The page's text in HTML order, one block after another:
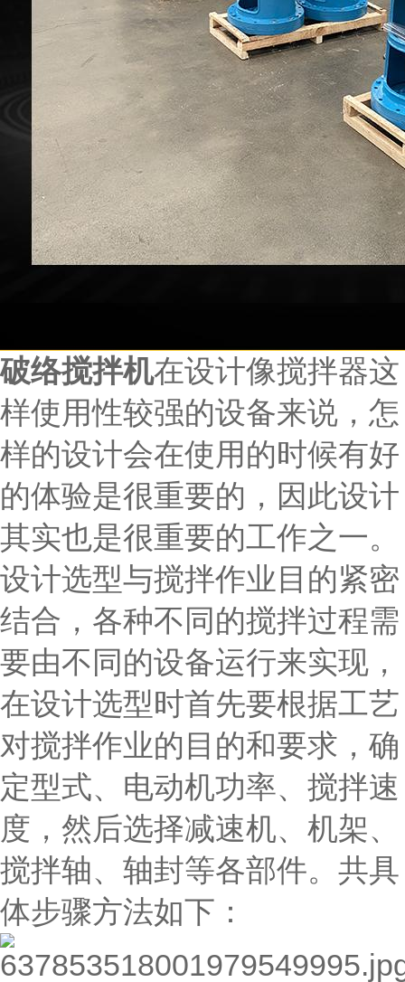
破络搅拌机在设计像搅拌器这
样使用性较强的设备来说，怎
样的设计会在使用的时候有好
的体验是很重要的，因此设计
其实也是很重要的工作之一。
设计选型与搅拌作业目的紧密
结合，各种不同的搅拌过程需
要由不同的设备运行来实现，
在设计选型时首先要根据工艺
对搅拌作业的目的和要求，确
定型式、电动机功率、搅拌速
度，然后选择减速机、机架、
搅拌轴、轴封等各部件。共具
体步骤方法如下：